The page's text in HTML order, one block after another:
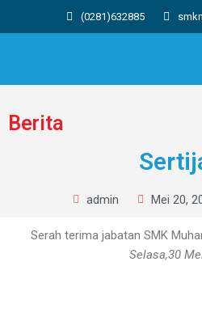
(0281)632885
Berita
admin Mei 20,
Serah terima jabatan SMK
Selasa,30